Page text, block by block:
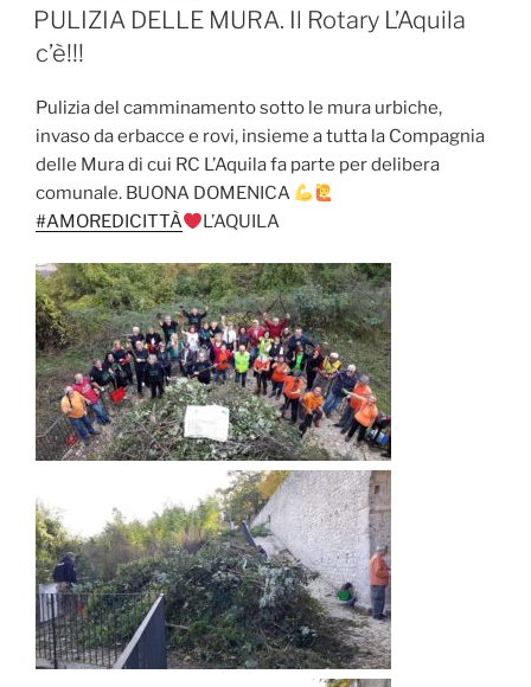
IL
PULIZIA DELLE MURA. Il Rotary L’Aquila
c’è!!!
Pulizia del camminamento sotto le mura urbiche,
invaso da erbacce e rovi, insieme a tutta la Compagnia
delle Mura di cui RC L’Aquila fa parte per delibera
comunale. BUONA DOMENICA
#AMOREDICITTÀ L’AQUILA